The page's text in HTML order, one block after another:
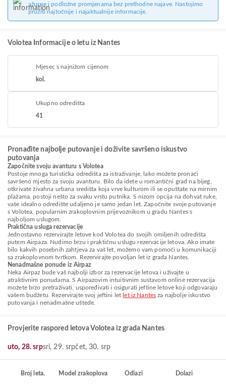
ažurne i podložne promjenama bez prethodne najave. Nastojimo
pružiti najtočnije i najaktualnije informacije.
Volotea Informacije o letu iz Nantes
Mjesec s najnižom cijenom
kol.
Ukupno odredišta
41
Pronađite najbolje putovanje i doživite savršeno iskustvo
putovanja
Započnite svoju avanturu s Volotea
Postoje mnoga turistička odredišta za istraživanje, lako možete pronaći
savršeno mjesto za svoju avanturu. Bilo da idete u romantični grad na bijeg,
otkrivate živahna urbana središta koja vrve kulturom ili se opuštate na mirnim
plažama, postoji nešto za svaku vrstu putnika. S nizom opcija na dohvat ruke,
vaše idealno odredište udaljeno je samo jedan let. Započnite svoje putovanje
s Volotea, popularnim zrakoplovnim prijevoznikom u gradu Nantes s
najboljom uslugom.
Praktična usluga rezervacije
Jednostavno rezervirajte letove kod Volotea do svojih omiljenih odredišta
putem Airpaza. Nudimo brzu i praktičnu uslugu rezervacije letova. Ako imate
bilo kakvih posebnih zahtjeva za vaš let, možemo vam pomoći u komunikaciji
sa zrakoplovnom tvrtkom. Rezervirajte povoljan let iz grada Nantes.
Nenadmašne ponude iz Airpaz
Neka Airpaz bude vaš najbolji izbor za rezervacije letova i uživajte u
atraktivnim ponudama. S Airpazovim intuitivnim sustavom online rezervacija
možete brzo pretraživati, uspoređivati i osigurati jeftine letove koji odgovaraju
vašem budžetu. Rezervirajte svoj jeftini let let iz Nantes za najbolje iskustvo
putovanja i nenadmašne uštede.
Provjerite raspored letova Volotea iz grada Nantes
uto, 28. srpsri, 29. srpčet, 30. srp
Broj leta. Model zrakoplova Odlazi Dolazi